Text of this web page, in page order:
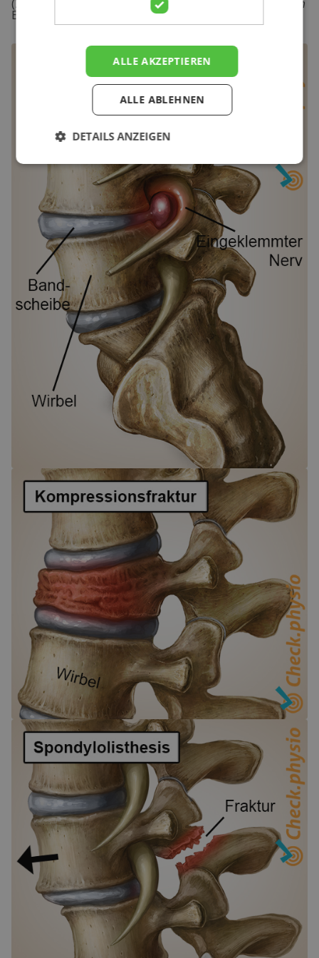
(2005) NHG-standaard. Lumbosacraal radiculair syndroom
Eerste herziening. Huisarts Wet. 2005;48(4):171-8.
ALLE AKZEPTIEREN
ALLE ABLEHNEN
DETAILS ANZEIGEN